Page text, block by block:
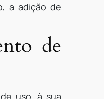
a adição de
de
uso, à sua